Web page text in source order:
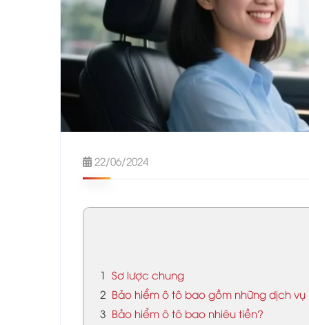
22/06/2024
1 Sơ lược chung
2 Bảo hiểm ô tô bao gồm những dịch
3 Bảo hiểm ô tô bao nhiêu tiền?